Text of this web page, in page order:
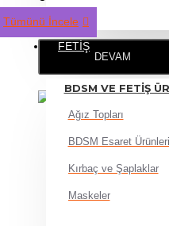
Tümünü İncele
FETIŞ
BDSM VE FETIŞ
Ağız Topları
BDSM Esaret Ürünleri
Kırbaç ve Şaplaklar
Maskeler
Kötü
DEVAM